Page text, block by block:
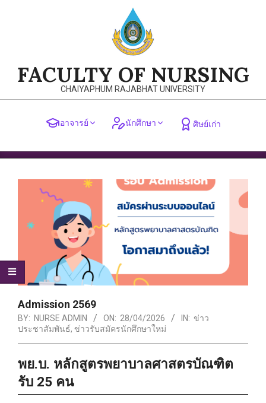
FACULTY OF NURSING
CHAIYAPHUM RAJABHAT UNIVERSITY
อาจารย์ นักศึกษา ศิษย์เก่า
Primary
Admission 2569
BY: NURSE ADMIN ON: 28/04/2026 IN: ข่าว
ประชาสัมพันธ์, ข่าวรับสมัครนักศึกษาใหม่
พย.บ. หลักสูตรพยาบาลศาสตรบัณฑิต
รับ 25 คน